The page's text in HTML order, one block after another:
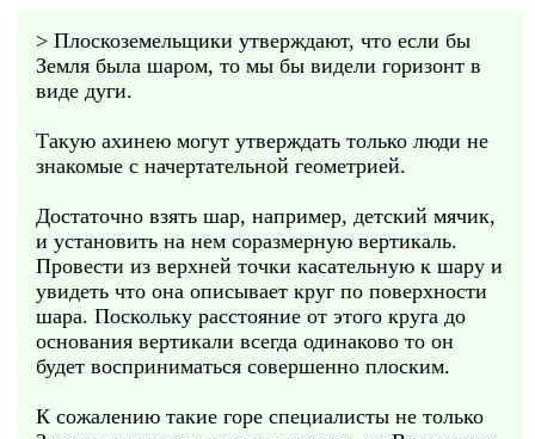
> Плоскоземельщики утверждают, что если бы
Земля была шаром, то мы бы видели горизонт в
виде дуги.
Такую ахинею могут утверждать только люди не
знакомые с начертательной геометрией.
Достаточно взять шар, например, детский мячик,
и установить на нем соразмерную вертикаль.
Провести из верхней точки касательную к шару и
увидеть что она описывает круг по поверхности
шара. Поскольку расстояние от этого круга до
основания вертикали всегда одинаково то он
будет восприниматься совершенно плоским.
К сожалению такие горе специалисты не только